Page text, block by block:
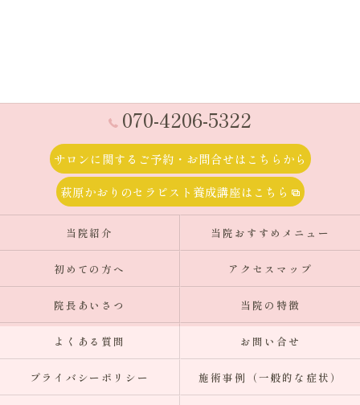
070-4206-5322
サロンに関するご予約・お問合せはこちらから
萩原かおりのセラピスト養成講座はこちら
当院紹介 当院おすすめメニュー
初めての方へ アクセスマップ
院長あいさつ 当院の特徴
よくある質問 お問い合せ
プライバシーポリシー 施術事例（一般的な症状）